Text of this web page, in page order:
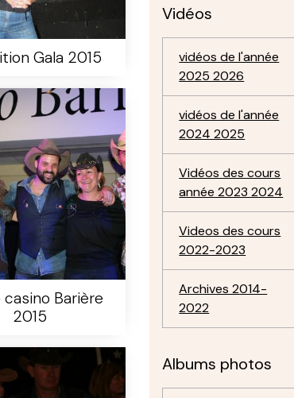
Gala 2015
casino Barière
2015
Vidéos
vidéos de l'année
2025 2026
vidéos de l'année
2024 2025
Vidéos des cours
année 2023 2024
Videos des cours
2022-2023
Archives 2014-
2022
Albums photos